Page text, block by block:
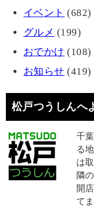
イベント (682)
グルメ (199)
おでかけ (108)
お知らせ (419)
松戸つうしんへ
千
る
は
隣
開
て